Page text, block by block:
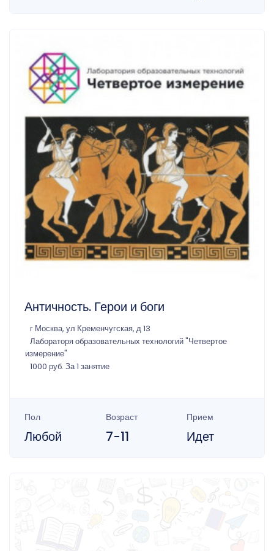
Античность. Герои и боги
г Москва, ул Кременчугская, д 13
Лабораторя образовательных технологий "Четвертое
измерение"
1000 руб. За 1 занятие
Пол
Любой
Возраст
7-11
Прием
Идет